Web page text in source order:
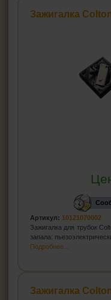
Зажигалка
Артикул: 10121070002
Зажигалка для трубок
запала:
Подробнее...
Зажигалка